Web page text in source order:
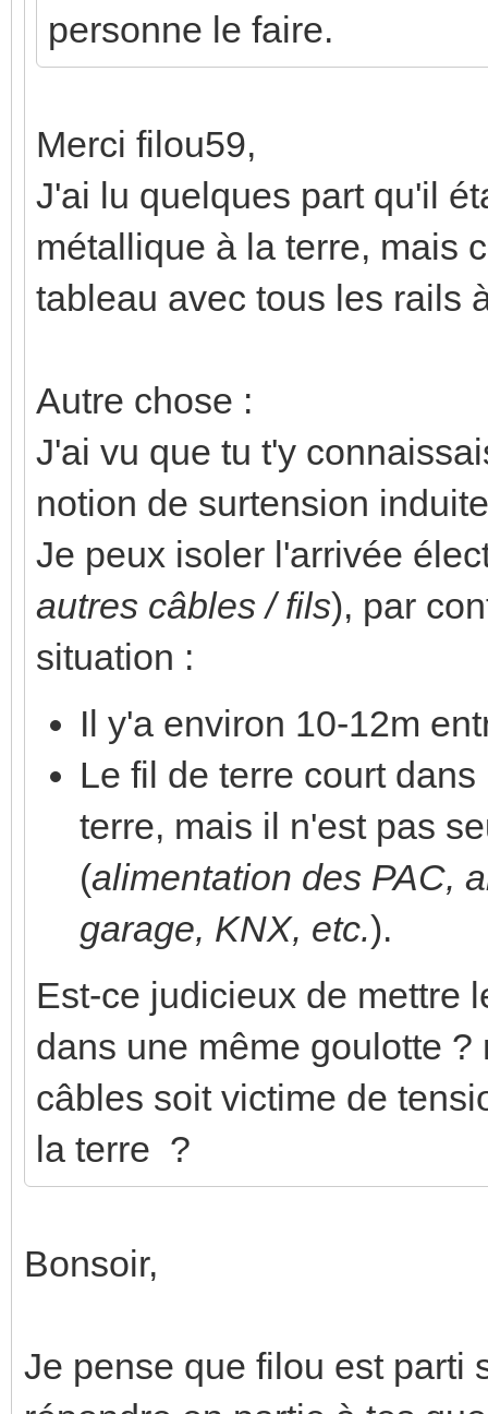
personne le faire.
Merci filou59,
J'ai lu quelques part qu'il
métallique à la terre, mais
tableau avec tous les rails
Autre chose :
J'ai vu que tu t'y
notion de surtension
Je peux isoler l'arrivée
autres câbles / fils), par
situation :
Il y'a environ 10-12m
Le fil de terre court
terre, mais il n'est pas
(alimentation des PAC,
garage, KNX, etc.).
Est-ce judicieux de mettre
dans une même goulotte
câbles soit victime de
la terre ?
Bonsoir,
Je pense que filou est parti